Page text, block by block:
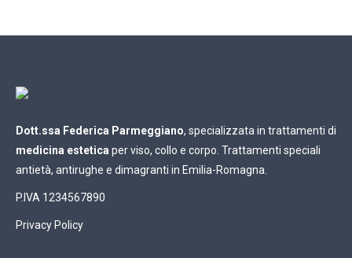
Dott.ssa Federica Parmeggiano, specializzata in trattamenti di
medicina estetica per viso, collo e corpo. Trattamenti speciali
antietà, antirughe e dimagranti in Emilia-Romagna.
P.IVA 1234567890
Privacy Policy